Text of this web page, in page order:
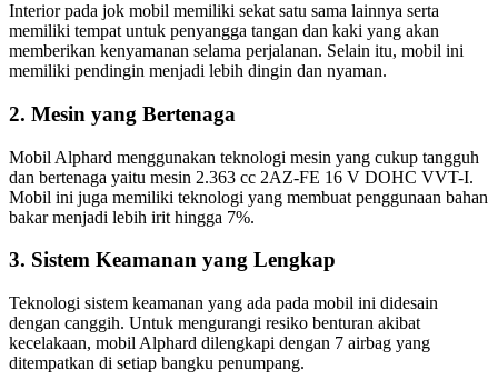
Interior pada jok mobil memiliki sekat satu sama lainnya serta
memiliki tempat untuk penyangga tangan dan kaki yang akan
memberikan kenyamanan selama perjalanan. Selain itu, mobil ini
memiliki pendingin menjadi lebih dingin dan nyaman.
2. Mesin yang Bertenaga
Mobil Alphard menggunakan teknologi mesin yang cukup tangguh
dan bertenaga yaitu mesin 2.363 cc 2AZ-FE 16 V DOHC VVT-I.
Mobil ini juga memiliki teknologi yang membuat penggunaan bahan
bakar menjadi lebih irit hingga 7%.
3. Sistem Keamanan yang Lengkap
Teknologi sistem keamanan yang ada pada mobil ini didesain
dengan canggih. Untuk mengurangi resiko benturan akibat
kecelakaan, mobil Alphard dilengkapi dengan 7 airbag yang
ditempatkan di setiap bangku penumpang.